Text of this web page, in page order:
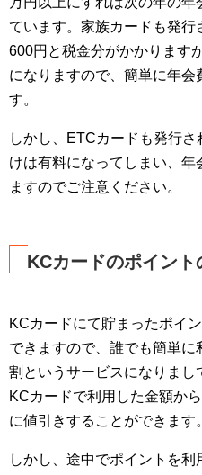
ています。家族カードも発
600円と税金分がかかります
になりますので、簡単に年会
す。
しかし、ETCカードも発行
けは有料になってしまい、年
ますのでご注意ください。
KCカードのポイント
KCカードにて貯まったポイ
できますので、誰でも簡単
割というサービスになりまし
KCカードで利用した金額か
に値引きすることができます。
しかし、途中でポイントを